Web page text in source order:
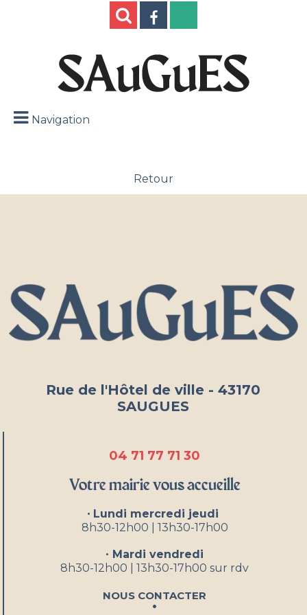
Navigation
Retour
Rue de l'Hôtel de ville - 43170
SAUGUES
04 71 77 71 30
Votre mairie vous accueille
• Lundi mercredi jeudi
8h30-12h00 | 13h30-17h00
• Mardi vendredi
8h30-12h00 | 13h30-17h00 sur rdv
Nous contacter